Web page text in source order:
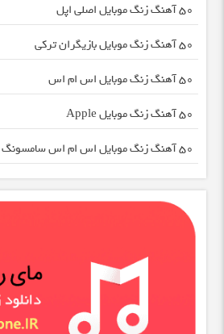
50 آهنگ زنگ موبایل اصلی اپل
50 آهنگ زنگ موبایل بازیگران ترکی
50 آهنگ زنگ موبایل اس ام اس
50 آهنگ زنگ موبایل Apple
50 آهنگ زنگ موبایل اس ام اس سامسونگ